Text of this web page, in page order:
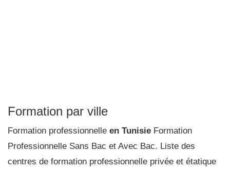
Formation par ville
Formation professionnelle en Tunisie Formation
Professionnelle Sans Bac et Avec Bac. Liste des
centres de formation professionnelle privée et étatique